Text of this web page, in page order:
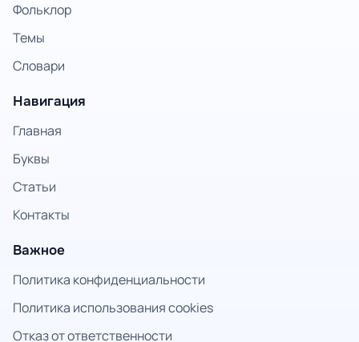
Фольклор
Темы
Словари
Навигация
Главная
Буквы
Статьи
Контакты
Важное
Политика конфиденциальности
Политика использования cookies
Отказ от ответственности